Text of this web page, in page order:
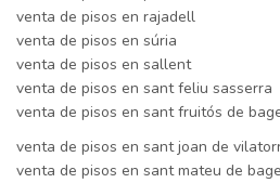
venta de pisos en rajadell
venta de pisos en súria
venta de pisos en sallent
venta de pisos en sant feliu sasserra
venta de pisos en sant fruitós de
venta de pisos en sant joan de
venta de pisos en sant mateu de